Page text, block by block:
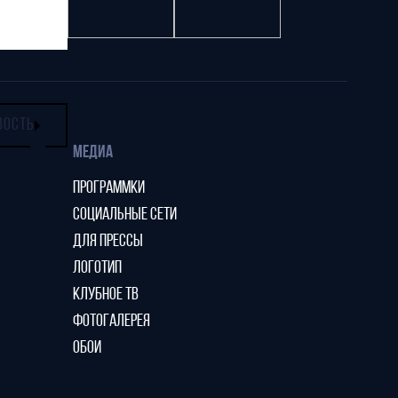
МЕДИА
ПРОГРАММКИ
СОЦИАЛЬНЫЕ СЕТИ
ДЛЯ ПРЕССЫ
ЛОГОТИП
КЛУБНОЕ ТВ
ФОТОГАЛЕРЕЯ
ОБОИ